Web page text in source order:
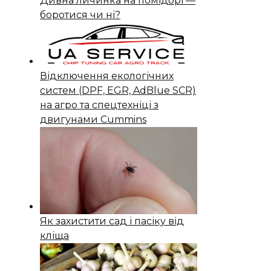
боротися чи ні?
Відключення екологічних
систем (DPF, EGR, AdBlue SCR)
на агро та спецтехніці з
двигунами Cummins
Як захистити сад і пасіку від
кліща